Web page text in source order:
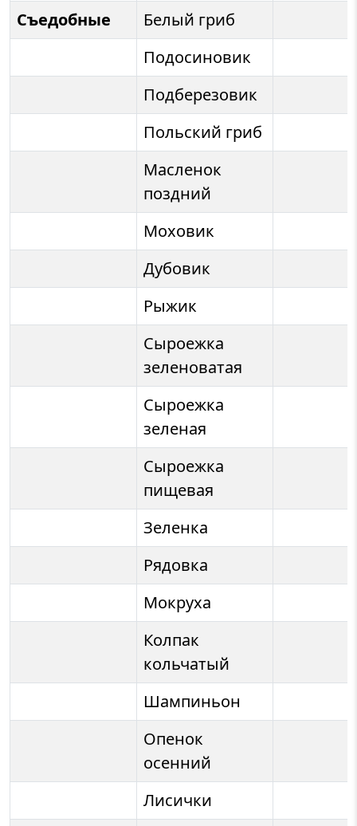
Съедобные
Белый гриб
Подосиновик
Подберезовик
Польский гриб
Масленок
поздний
Моховик
Дубовик
Рыжик
Сыроежка
зеленоватая
Сыроежка
зеленая
Сыроежка
пищевая
Зеленка
Рядовка
Мокруха
Колпак
кольчатый
Шампиньон
Опенок
осенний
Лисички